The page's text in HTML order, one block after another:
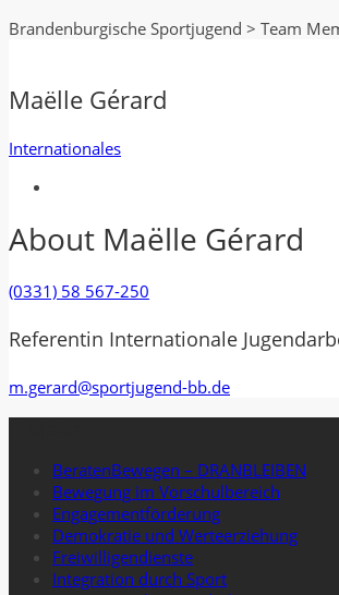
Brandenburgische Sportjugend > Team
Maëlle Gérard
Internationales
About Maëlle Gérard
(0331) 58 567-250
Referentin Internationale
m.gerard@sportjugend-bb.de
BeratenBewegen – DRANBLEIBEN
Bewegung im Vorschulbereich
Engagementförderung
Demokratie und Werteerziehung
Freiwilligendienste
Integration durch Sport